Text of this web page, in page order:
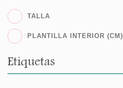
TALLA
PLANTILLA INTERIOR (CM)
Etiquetas